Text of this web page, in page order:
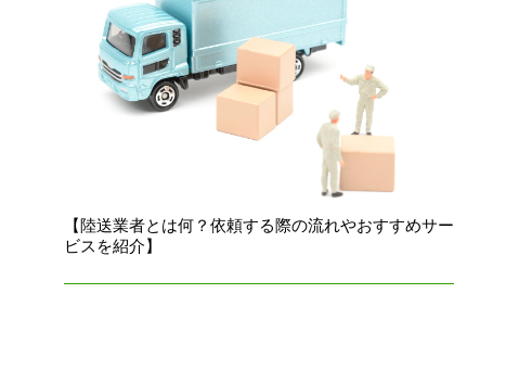
【陸送業者とは何？依頼する際の流れやおすすめサー
ビスを紹介】